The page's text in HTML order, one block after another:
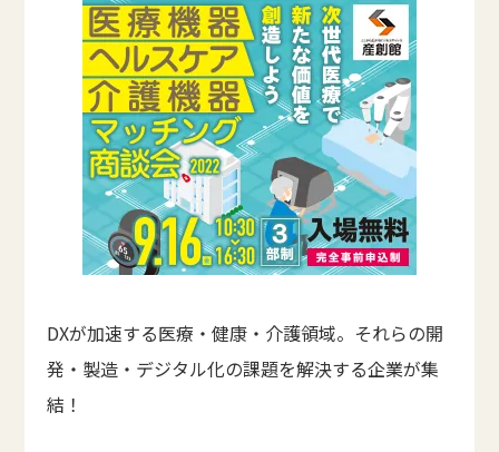
DXが加速する医療・健康・介護領域。それらの開
発・製造・デジタル化の課題を解決する企業が集
結！